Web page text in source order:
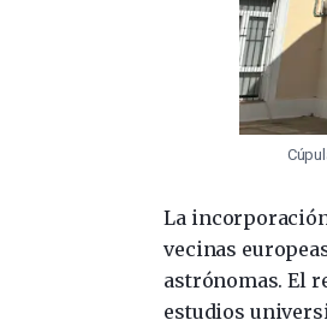
La
vecinas
astrónomas. El
estudios